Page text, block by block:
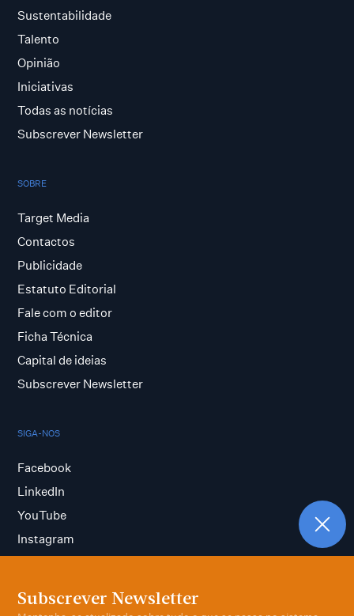
Subscrever Newsletter
Sustentabilidade
Talento
Opinião
Iniciativas
Todas as notícias
Subscrever Newsletter
SOBRE
Target Media
Contactos
Publicidade
Estatuto Editorial
Fale com o editor
Ficha Técnica
Capital de ideias
Subscrever Newsletter
SIGA-NOS
Facebook
LinkedIn
YouTube
Instagram
Termos e condições